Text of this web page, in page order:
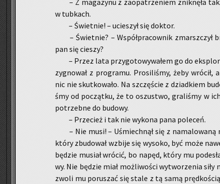
– Z ma­ga­zy­nu z za­opa­trze­niem znik­nę­ła
w tub­kach.
– Świet­nie! – ucie­szył się dok­tor.
– Świet­nie? – Współ­pra­cow­nik zmarsz­czył
pan się cie­szy?
– Przez lata przy­go­to­wy­wa­łem go do
zy­gno­wał z pro­gra­mu. Pro­si­li­śmy, żeby
nic nie skut­ko­wa­ło. Na szczę­ście z dziad­kiem
śmy od po­cząt­ku, że to oszu­stwo, gra­li­śmy w
po­trzeb­ne do bu­do­wy.
– Prze­cież i tak nie wy­ko­na pana po­le­ceń.
– Nie musi! – Uśmiech­nął się z
który zbu­do­wał wzbi­je się wy­so­ko, być może
bę­dzie mu­siał wró­cić, bo napęd, który mu
wy. Nie bę­dzie miał moż­li­wo­ści wy­two­rze­nia
zwo­li mu po­ru­szać się stale z tą samą